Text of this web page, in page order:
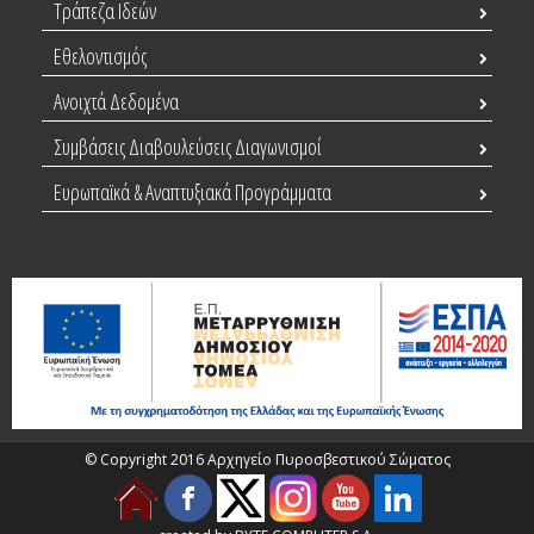
Τράπεζα Ιδεών
Εθελοντισμός
Ανοιχτά Δεδομένα
Συμβάσεις Διαβουλεύσεις Διαγωνισμοί
Ευρωπαϊκά & Αναπτυξιακά Προγράμματα
© Copyright 2016 Αρχηγείο Πυροσβεστικού Σώματος